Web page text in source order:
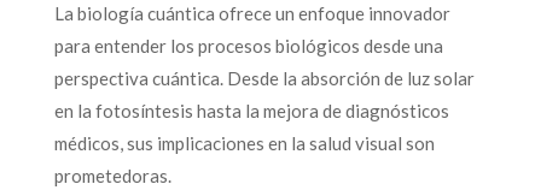
La biología cuántica ofrece un enfoque innovador
para entender los procesos biológicos desde una
perspectiva cuántica. Desde la absorción de luz solar
en la fotosíntesis hasta la mejora de diagnósticos
médicos, sus implicaciones en la salud visual son
prometedoras.